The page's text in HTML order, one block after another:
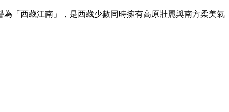
「西藏江南」，是西藏少數同時擁有高原壯麗與南方柔美氣